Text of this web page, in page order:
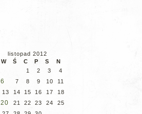
listopad 2012
W Ś C P S
N
1
2 3
4
6 7 8 9 10
11
13 14 15 16 17 18
20 21 22 23 24
25